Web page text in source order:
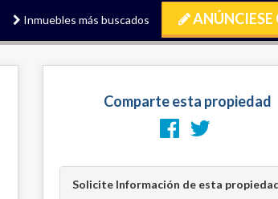
Inmuebles más buscados ANÚNCIESE
Comparte esta propiedad
Solicite Información de esta